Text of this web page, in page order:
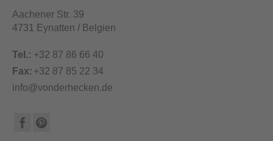
Aachener Str. 39
4731 Eynatten / Belgien
Tel.: +32 87 86 66 40
Fax: +32 87 85 22 34
info@vonderhecken.de